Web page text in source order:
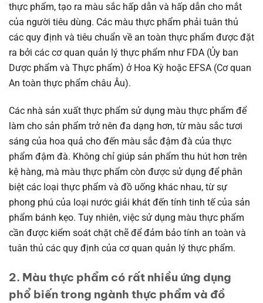
thực phẩm, tạo ra màu sắc hấp dẫn và hấp dẫn cho mắt
của người tiêu dùng. Các màu thực phẩm phải tuân thủ
các quy định và tiêu chuẩn về an toàn thực phẩm được đặt
ra bởi các cơ quan quản lý thực phẩm như FDA (Ủy ban
Dược phẩm và Thực phẩm) ở Hoa Kỳ hoặc EFSA (Cơ quan
An toàn thực phẩm châu Âu).
Các nhà sản xuất thực phẩm sử dụng màu thực phẩm để
làm cho sản phẩm trở nên đa dạng hơn, từ màu sắc tươi
sáng của hoa quả cho đến màu sắc đậm đà của thực
phẩm đậm đà. Không chỉ giúp sản phẩm thu hút hơn trên
kệ hàng, mà màu thực phẩm còn được sử dụng để phân
biệt các loại thực phẩm và đồ uống khác nhau, từ sự
phong phú của loại nước giải khát đến tính tinh tế của sản
phẩm bánh kẹo. Tuy nhiên, việc sử dụng màu thực phẩm
cần được kiểm soát chặt chẽ để đảm bảo tính an toàn và
tuân thủ các quy định của cơ quan quản lý thực phẩm.
2. Màu thực phẩm có rất nhiều ứng dụng
phổ biến trong ngành thực phẩm và đồ